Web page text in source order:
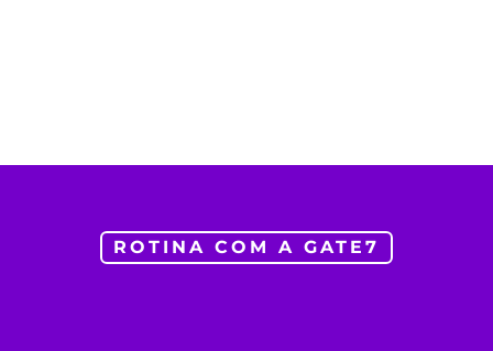
ROTINA COM A GATE7